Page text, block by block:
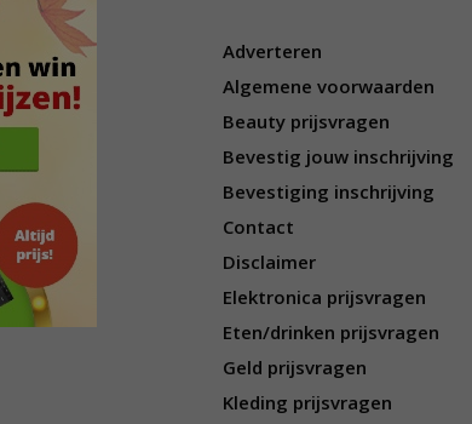
Adverteren
Algemene voorwaarden
Beauty prijsvragen
Bevestig jouw inschrijving
Bevestiging inschrijving
Contact
Disclaimer
Elektronica prijsvragen
Eten/drinken prijsvragen
Geld prijsvragen
Kleding prijsvragen